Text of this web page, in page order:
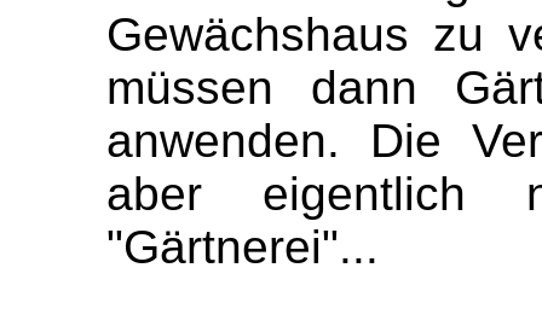
Gewächshaus zu
müssen dann
anwenden. Die
aber eigentlich
"Gärtnerei"...